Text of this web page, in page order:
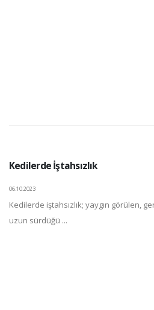
Kedilerde İştahsızlık
06.10.2023
Kedilerde iştahsızlık; yaygın görülen,
uzun sürdüğü ...